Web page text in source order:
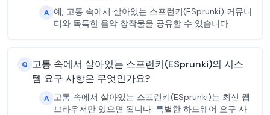
A 예, 고통 속에서 살아있는 스프런키(ESprunki) 커뮤니
티와 독특한 음악 창작물을 공유할 수 있습니다.
Q 고통 속에서 살아있는 스프런키(ESprunki)의 시스
템 요구 사항은 무엇인가요?
A 고통 속에서 살아있는 스프런키(ESprunki)는 최신 웹
브라우저만 있으면 됩니다. 특별한 하드웨어 요구 사